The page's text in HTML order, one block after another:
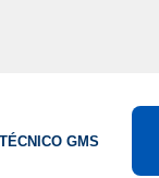
GMS